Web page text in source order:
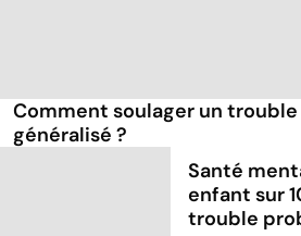
Comment soulager un
généralisé ?
Santé
enfant sur
trouble